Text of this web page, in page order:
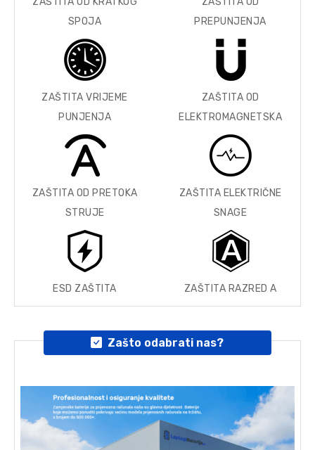
SPOJA
PREPUNJENJA
ZAŠTITA VRIJEME
PUNJENJA
ZAŠTITA OD
ELEKTROMAGNETSKA
ZAŠTITA OD PRETOKA
STRUJE
ZAŠTITA ELEKTRIČNE
SNAGE
ESD ZAŠTITA ZAŠTITA RAZRED A
Zašto odabrati nas?